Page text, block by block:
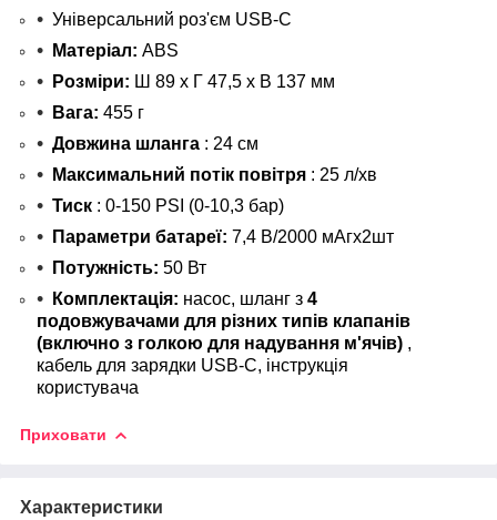
Універсальний роз'єм USB-C
Матеріал: ABS
Розміри: Ш 89 х Г 47,5 х В 137 мм
Вага: 455 г
Довжина шланга : 24 см
Максимальний потік повітря : 25 л/хв
Тиск : 0-150 PSI (0-10,3 бар)
Параметри батареї: 7,4 В/2000 мАгх2шт
Потужність: 50 Вт
Комплектація: насос, шланг з4
подовжувачами для різних типів клапанів
(включно з голкою для надування м'ячів) ,
кабель для зарядки USB-C, інструкція
користувача
Приховати
Характеристики